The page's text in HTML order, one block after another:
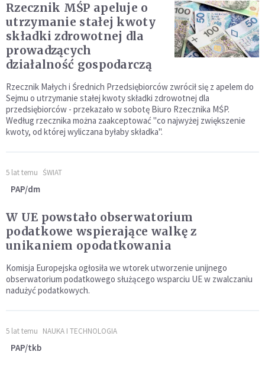
Rzecznik MŚP apeluje o
utrzymanie stałej kwoty
składki zdrowotnej dla
prowadzących
działalność gospodarczą
Rzecznik Małych i Średnich Przedsiębiorców zwrócił się z apelem do
Sejmu o utrzymanie stałej kwoty składki zdrowotnej dla
przedsiębiorców - przekazało w sobotę Biuro Rzecznika MŚP.
Według rzecznika można zaakceptować "co najwyżej zwiększenie
kwoty, od której wyliczana byłaby składka".
5 lat temu ŚWIAT
PAP/dm
W UE powstało obserwatorium
podatkowe wspierające walkę z
unikaniem opodatkowania
Komisja Europejska ogłosiła we wtorek utworzenie unijnego
obserwatorium podatkowego służącego wsparciu UE w zwalczaniu
nadużyć podatkowych.
5 lat temu NAUKA I TECHNOLOGIA
PAP/tkb